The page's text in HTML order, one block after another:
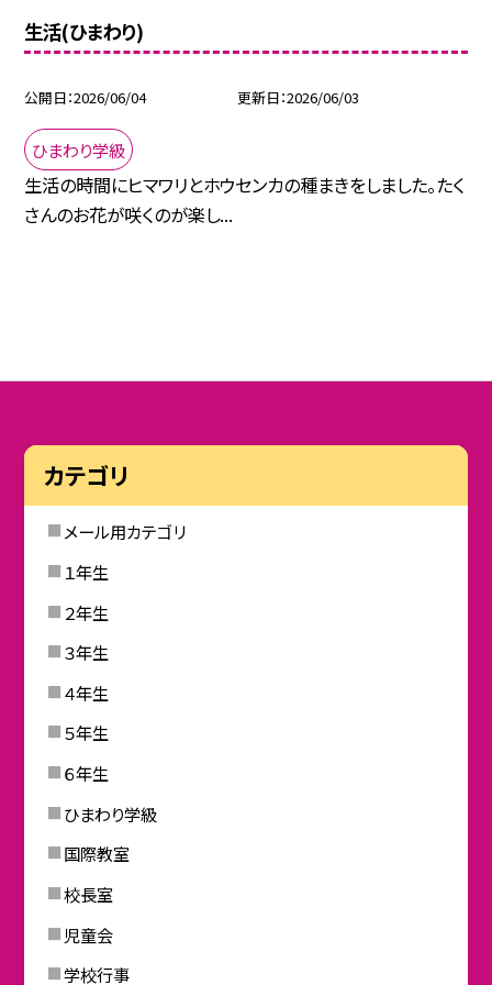
生活(ひまわり)
公開日 2026/06/04 更新日 2026/06/03
ひまわり学級
生活の時間にヒマワリとホウセンカの種まきをしました。たく
さんのお花が咲くのが楽し...
カテゴリ
メール用カテゴリ
１年生
２年生
３年生
４年生
５年生
６年生
ひまわり学級
国際教室
校長室
児童会
学校行事